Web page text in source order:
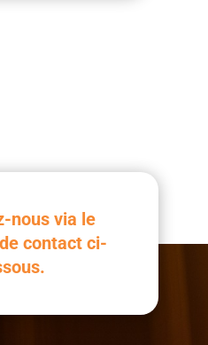
nous via le
contact ci-